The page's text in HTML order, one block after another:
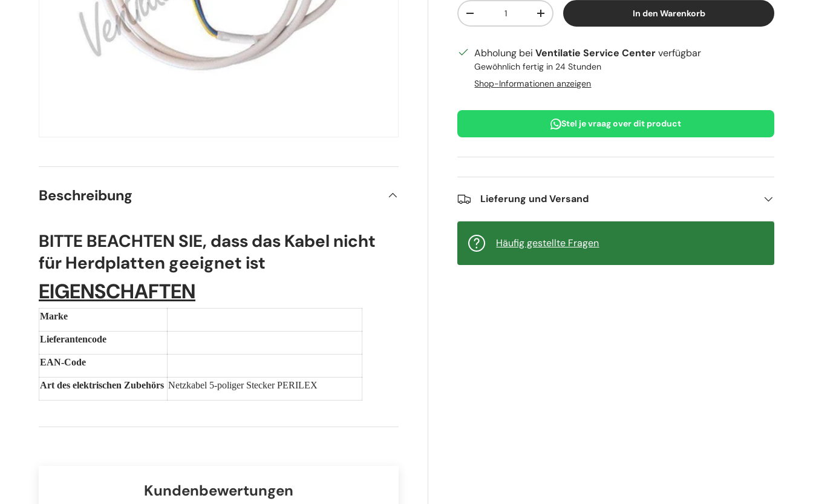
Anzahl
Menge verringernMenge erhöhen In den Warenkorb
Abholung beiVentilatie Service Centerverfügbar
Gewöhnlich fertig in 24 Stunden
Shop-Informationen anzeigen
Stel je vraag over dit product
Lieferung und Versand
Häufig gestellte Fragen
Beschreibung
BITTE BEACHTEN SIE, dass das Kabel nicht
für Herdplatten geeignet ist
EIGENSCHAFTEN
Marke
Lieferantencode
EAN-Code
Art des elektrischen Zubehörs Netzkabel 5-poliger Stecker PERILEX
Kundenbewertungen